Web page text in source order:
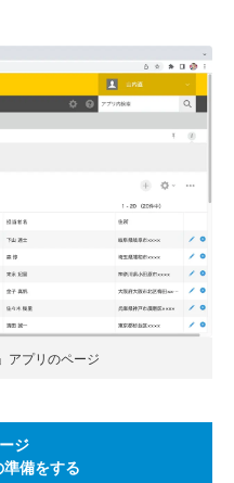
プリのページ
ジ
備をする